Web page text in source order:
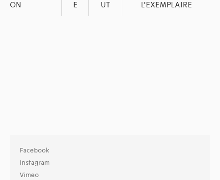
ON
E
UT
L'EXEMPLAIRE
Facebook
Instagram
Vimeo